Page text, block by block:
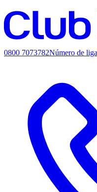
0800 7073782Número de